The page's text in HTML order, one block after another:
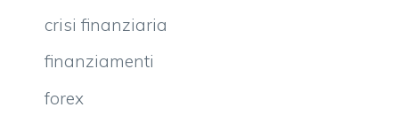
crisi finanziaria
finanziamenti
forex